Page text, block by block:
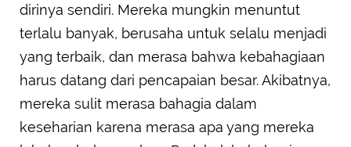
dirinya sendiri. Mereka mungkin menuntut
terlalu banyak, berusaha untuk selalu menjadi
yang terbaik, dan merasa bahwa kebahagiaan
harus datang dari pencapaian besar. Akibatnya,
mereka sulit merasa bahagia dalam
keseharian karena merasa apa yang mereka